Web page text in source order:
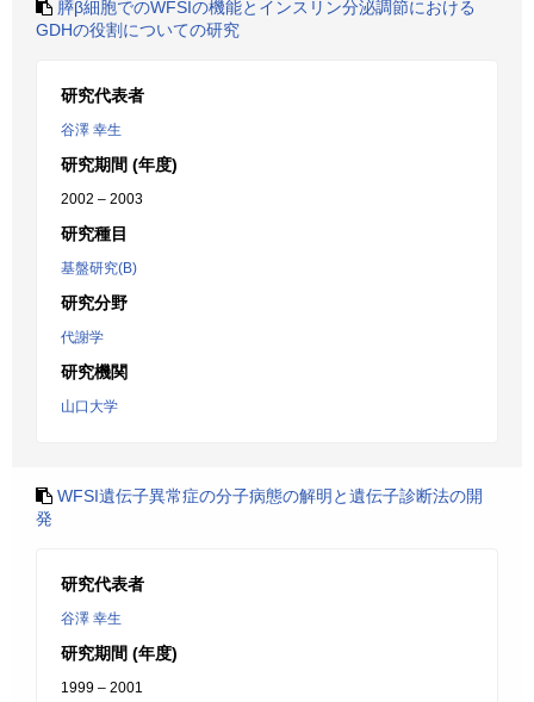
膵β細胞でのWFSIの機能とインスリン分泌調節における
GDHの役割についての研究
研究代表者
谷澤 幸生
研究期間 (年度)
2002 – 2003
研究種目
基盤研究(B)
研究分野
代謝学
研究機関
山口大学
WFSI遺伝子異常症の分子病態の解明と遺伝子診断法の開
発
研究代表者
谷澤 幸生
研究期間 (年度)
1999 – 2001